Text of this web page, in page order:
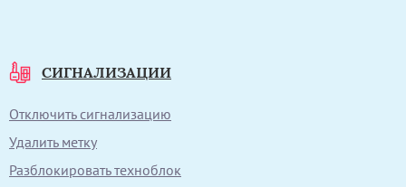
СИГНАЛИЗАЦИИ
Отключить сигнализацию
Удалить метку
Разблокировать техноблок